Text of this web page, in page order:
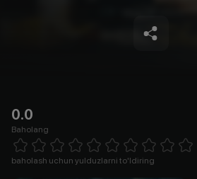
0.0
Baholang
1 Star 2 Stars 3 Stars 4 Stars5 Stars 6 Stars7 Stars8 Stars
baholash uchun yulduzlarni to'ldiring